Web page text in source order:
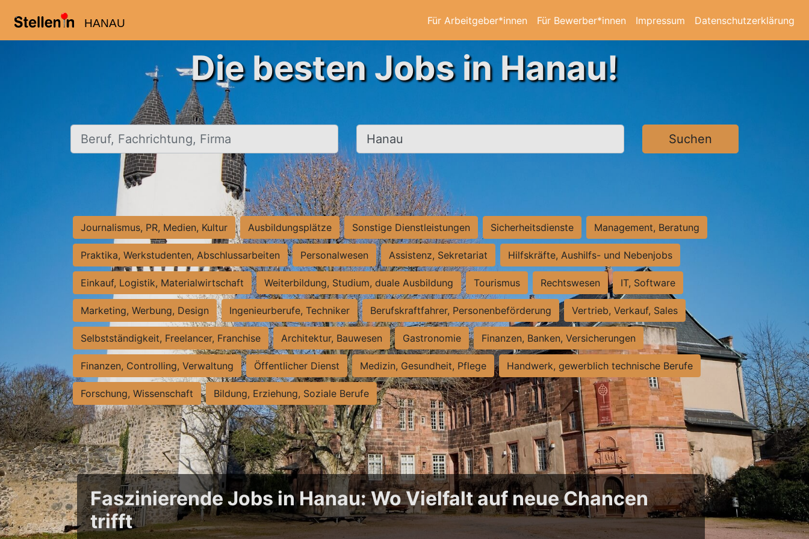
HANAU Für Arbeitgeber*innen Für Bewerber*innen Impressum Datenschutzerklärung
Die besten Jobs in Hanau!
Beruf, Fachrichtung, Firma Ort, Stadt Suchen
Journalismus, PR, Medien, Kultur Ausbildungsplätze Sonstige Dienstleistungen Sicherheitsdienste Management, Beratung
Praktika, Werkstudenten, Abschlussarbeiten Personalwesen Assistenz, Sekretariat Hilfskräfte, Aushilfs- und Nebenjobs
Einkauf, Logistik, Materialwirtschaft Weiterbildung, Studium, duale Ausbildung Tourismus Rechtswesen IT, Software
Marketing, Werbung, Design Ingenieurberufe, Techniker Berufskraftfahrer, Personenbeförderung Vertrieb, Verkauf, Sales
Selbstständigkeit, Freelancer, Franchise Architektur, Bauwesen Gastronomie Finanzen, Banken, Versicherungen
Finanzen, Controlling, Verwaltung Öffentlicher Dienst Medizin, Gesundheit, Pflege Handwerk, gewerblich technische Berufe
Forschung, Wissenschaft Bildung, Erziehung, Soziale Berufe
Faszinierende Jobs in Hanau: Wo Vielfalt auf neue Chancen
trifft